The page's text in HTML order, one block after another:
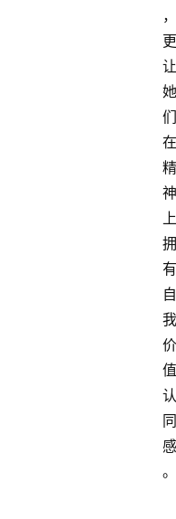
，
更
让
她
们
在
精
神
上
拥
有
自
我
价
值
认
同
感
。